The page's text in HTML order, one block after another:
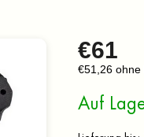
€61
€51,26 ohne
Auf